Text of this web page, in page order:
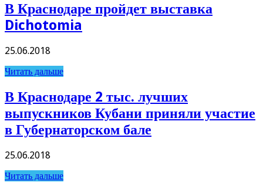
В Краснодаре пройдет выставка
Dichotomia
25.06.2018
Читать дальше
В Краснодаре 2 тыс. лучших
выпускников Кубани приняли участие
в Губернаторском бале
25.06.2018
Читать дальше